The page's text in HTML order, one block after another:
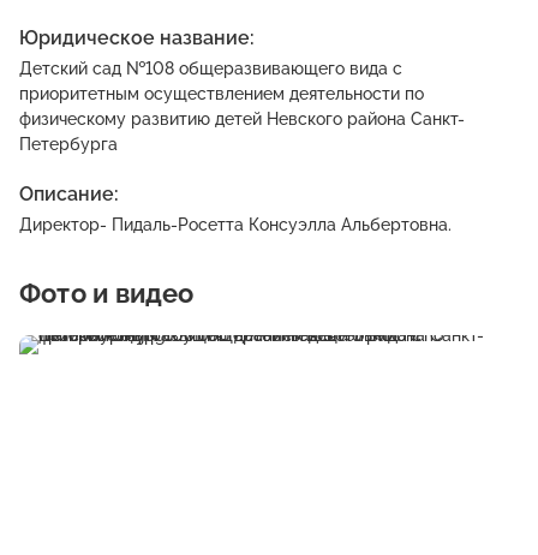
Юридическое название:
Детский сад №108 общеразвивающего вида с
приоритетным осуществлением деятельности по
физическому развитию детей Невского района Санкт-
Петербурга
Описание:
Директор- Пидаль-Росетта Консуэлла Альбертовна.
Фото и видео